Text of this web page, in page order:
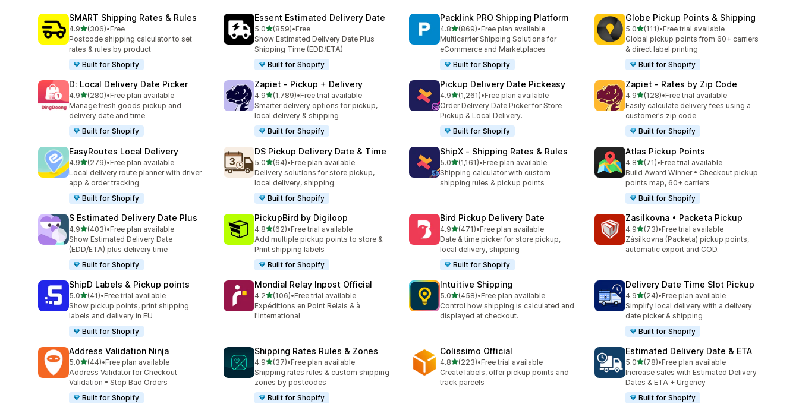
SMART Shipping Rates & Rules
4.9별 5개 중
(306)
총 리뷰 306개
•Free
Postcode shipping calculator to set
rates & rules by product
Built for Shopify
Essent Estimated Delivery Date
5.0별 5개 중
(859)
총 리뷰 859개
•Free
Show Estimated Delivery Date Plus
Shipping Time (EDD/ETA)
Built for Shopify
Packlink PRO Shipping Platform
4.8별 5개 중
(869)
총 리뷰 869개
•Free plan available
Multicarrier Shipping Solutions for
eCommerce and Marketplaces
Built for Shopify
Globe Pickup Points & Shipping
5.0별 5개 중
(111)
총 리뷰 111개
•Free trial available
Global pickup points from 60+ carriers
& direct label printing
Built for Shopify
D: Local Delivery Date Picker
4.9별 5개 중
(280)
총 리뷰 280개
•Free plan available
Manage fresh goods pickup and
delivery date and time
Built for Shopify
Zapiet ‑ Pickup + Delivery
4.9별 5개 중
(1,789)
총 리뷰 1789개
•Free trial available
Smarter delivery options for pickup,
local delivery & shipping
Built for Shopify
Pickup Delivery Date Pickeasy
4.9별 5개 중
(1,261)
총 리뷰 1261개
•Free plan available
Order Delivery Date Picker for Store
Pickup & Local Delivery.
Built for Shopify
Zapiet ‑ Rates by Zip Code
4.9별 5개 중
(128)
총 리뷰 128개
•Free trial available
Easily calculate delivery fees using a
customer's zip code
Built for Shopify
EasyRoutes Local Delivery
4.9별 5개 중
(279)
총 리뷰 279개
•Free plan available
Local delivery route planner with driver
app & order tracking
Built for Shopify
DS Pickup Delivery Date & Time
5.0별 5개 중
(64)
총 리뷰 64개
•Free plan available
Delivery solutions for store pickup,
local delivery, shipping.
Built for Shopify
ShipX ‑ Shipping Rates & Rules
5.0별 5개 중
(1,161)
총 리뷰 1161개
•Free plan available
Shipping calculator with custom
shipping rules & pickup points
Atlas Pickup Points
4.8별 5개 중
(71)
총 리뷰 71개
•Free trial available
Build Award Winner • Checkout pickup
points map, 60+ carriers
Built for Shopify
S Estimated Delivery Date Plus
4.9별 5개 중
(403)
총 리뷰 403개
•Free plan available
Show Estimated Delivery Date
(EDD/ETA) plus delivery time
Built for Shopify
PickupBird by Digiloop
4.8별 5개 중
(62)
총 리뷰 62개
•Free trial available
Add multiple pickup points to store &
Print shipping labels
Built for Shopify
Bird Pickup Delivery Date
4.9별 5개 중
(471)
총 리뷰 471개
•Free plan available
Date & time picker for store pickup,
local delivery, shipping
Built for Shopify
Zasilkovna • Packeta Pickup
4.9별 5개 중
(73)
총 리뷰 73개
•Free trial available
Zásilkovna (Packeta) pickup points,
automatic export and COD.
ShipD Labels & Pickup points
5.0별 5개 중
(41)
총 리뷰 41개
•Free trial available
Show pickup points, print shipping
labels and delivery in EU
Built for Shopify
Mondial Relay Inpost Official
4.2별 5개 중
(106)
총 리뷰 106개
•Free trial available
Expéditions en Point Relais & à
l'International
Intuitive Shipping
5.0별 5개 중
(458)
총 리뷰 458개
•Free plan available
Control how shipping is calculated and
displayed at checkout.
Delivery Date Time Slot Pickup
4.9별 5개 중
(24)
총 리뷰 24개
•Free plan available
Simplify local delivery with a delivery
date picker & shipping
Built for Shopify
Address Validation Ninja
5.0별 5개 중
(44)
총 리뷰 44개
•Free plan available
Address Validator for Checkout
Validation • Stop Bad Orders
Built for Shopify
Shipping Rates Rules & Zones
4.9별 5개 중
(37)
총 리뷰 37개
•Free plan available
Shipping rates rules & custom shipping
zones by postcodes
Built for Shopify
Colissimo Official
4.8별 5개 중
(223)
총 리뷰 223개
•Free trial available
Create labels, offer pickup points and
track parcels
Estimated Delivery Date & ETA
5.0별 5개 중
(78)
총 리뷰 78개
•Free plan available
Increase sales with Estimated Delivery
Dates & ETA + Urgency
Built for Shopify